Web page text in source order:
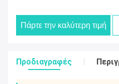
Πάρτε την καλύτερη τιμή
Προδιαγραφές